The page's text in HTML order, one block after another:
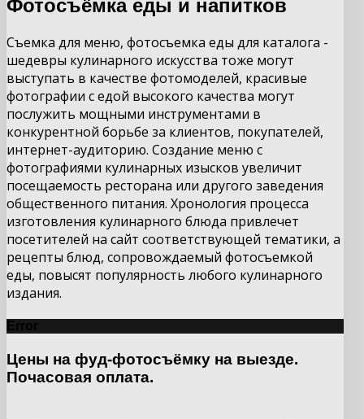
Фотосъёмка еды и напитков
Съемка для меню, фотосъемка еды для каталога -
шедевры кулинарного искусства тоже могут
выступать в качестве фотомоделей, красивые
фотографии с едой высокого качества могут
послужить мощными инструментами в
конкурентной борьбе за клиентов, покупателей,
интернет-аудиторию. Создание меню с
фотографиями кулинарных изысков увеличит
посещаемость ресторана или другого заведения
общественного питания. Хронология процесса
изготовления кулинарного блюда привлечет
посетителей на сайт соответствующей тематики, а
рецепты блюд, сопровождаемый фотосъемкой
еды, повысят популярность любого кулинарного
издания.
Цены на фуд-фотосъёмку на выезде.
Почасовая оплата.